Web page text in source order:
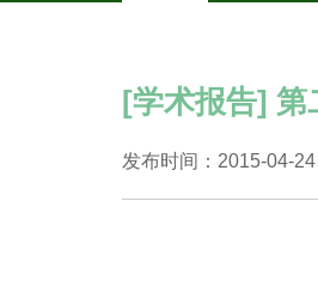
[学术报告]
发布时间：2015-04-24